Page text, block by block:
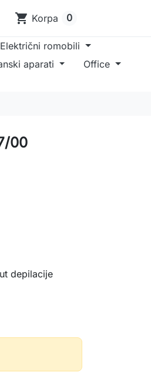
shopping_cart Korpa 0
Električni romobili
aparati
Office
00
depilacije